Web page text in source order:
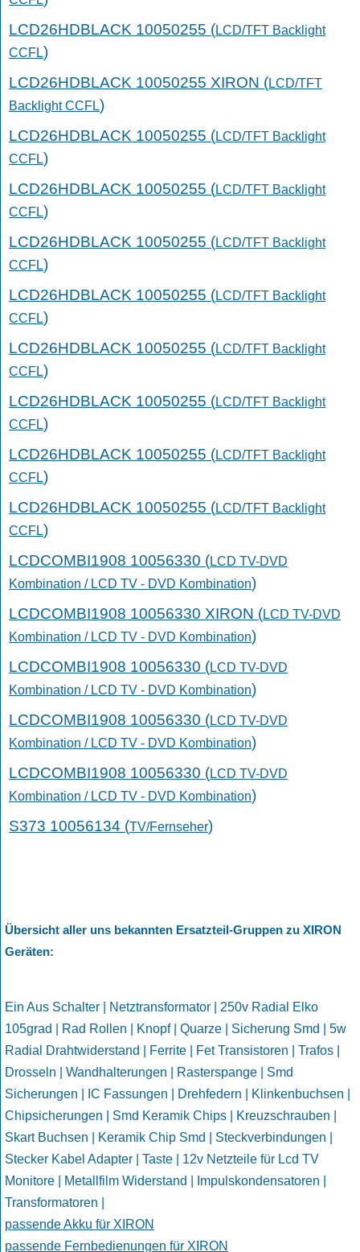
LCD26HDBLACK 10050255 (LCD/TFT Backlight
CCFL)
LCD26HDBLACK 10050255 XIRON (LCD/TFT
Backlight CCFL)
LCD26HDBLACK 10050255 (LCD/TFT Backlight
CCFL)
LCD26HDBLACK 10050255 (LCD/TFT Backlight
CCFL)
LCD26HDBLACK 10050255 (LCD/TFT Backlight
CCFL)
LCD26HDBLACK 10050255 (LCD/TFT Backlight
CCFL)
LCD26HDBLACK 10050255 (LCD/TFT Backlight
CCFL)
LCD26HDBLACK 10050255 (LCD/TFT Backlight
CCFL)
LCD26HDBLACK 10050255 (LCD/TFT Backlight
CCFL)
LCD26HDBLACK 10050255 (LCD/TFT Backlight
CCFL)
LCDCOMBI1908 10056330 (LCD TV-DVD
Kombination / LCD TV - DVD Kombination)
LCDCOMBI1908 10056330 XIRON (LCD TV-DVD
Kombination / LCD TV - DVD Kombination)
LCDCOMBI1908 10056330 (LCD TV-DVD
Kombination / LCD TV - DVD Kombination)
LCDCOMBI1908 10056330 (LCD TV-DVD
Kombination / LCD TV - DVD Kombination)
LCDCOMBI1908 10056330 (LCD TV-DVD
Kombination / LCD TV - DVD Kombination)
S373 10056134 (TV/Fernseher)
Übersicht aller uns bekannten Ersatzteil-Gruppen zu XIRON
Geräten:
Ein Aus Schalter | Netztransformator | 250v Radial Elko
105grad | Rad Rollen | Knopf | Quarze | Sicherung Smd | 5w
Radial Drahtwiderstand | Ferrite | Fet Transistoren | Trafos |
Drosseln | Wandhalterungen | Rasterspange | Smd
Sicherungen | IC Fassungen | Drehfedern | Klinkenbuchsen |
Chipsicherungen | Smd Keramik Chips | Kreuzschrauben |
Skart Buchsen | Keramik Chip Smd | Steckverbindungen |
Stecker Kabel Adapter | Taste | 12v Netzteile für Lcd TV
Monitore | Metallfilm Widerstand | Impulskondensatoren |
Transformatoren |
passende Akku für XIRON
passende Fernbedienungen für XIRON